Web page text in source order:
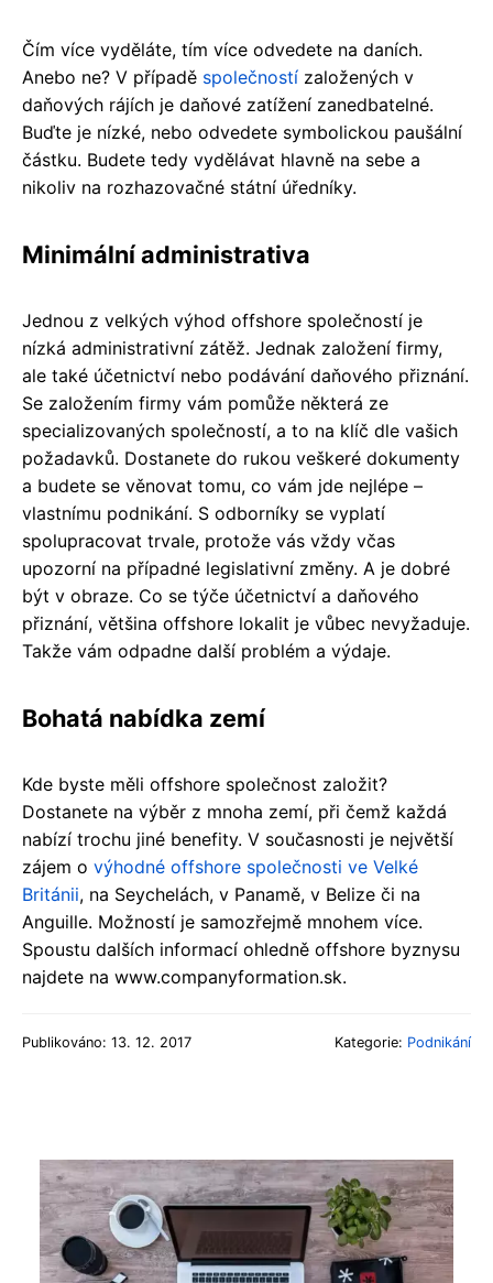
Čím více vyděláte, tím více odvedete na daních.
Anebo ne? V případě společností založených v
daňových rájích je daňové zatížení zanedbatelné.
Buďte je nízké, nebo odvedete symbolickou paušální
částku. Budete tedy vydělávat hlavně na sebe a
nikoliv na rozhazovačné státní úředníky.
Minimální administrativa
Jednou z velkých výhod offshore společností je
nízká administrativní zátěž. Jednak založení firmy,
ale také účetnictví nebo podávání daňového přiznání.
Se založením firmy vám pomůže některá ze
specializovaných společností, a to na klíč dle vašich
požadavků. Dostanete do rukou veškeré dokumenty
a budete se věnovat tomu, co vám jde nejlépe –
vlastnímu podnikání. S odborníky se vyplatí
spolupracovat trvale, protože vás vždy včas
upozorní na případné legislativní změny. A je dobré
být v obraze. Co se týče účetnictví a daňového
přiznání, většina offshore lokalit je vůbec nevyžaduje.
Takže vám odpadne další problém a výdaje.
Bohatá nabídka zemí
Kde byste měli offshore společnost založit?
Dostanete na výběr z mnoha zemí, při čemž každá
nabízí trochu jiné benefity. V současnosti je největší
zájem o výhodné offshore společnosti ve Velké
Británii, na Seychelách, v Panamě, v Belize či na
Anguille. Možností je samozřejmě mnohem více.
Spoustu dalších informací ohledně offshore byznysu
najdete na www.companyformation.sk.
Publikováno: 13. 12. 2017 Kategorie: Podnikání